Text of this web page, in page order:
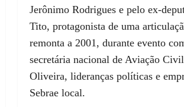
Jerônimo Rodrigues e pelo ex-
Tito, protagonista de uma
remonta a 2001, durante evento
secretária nacional de Aviação
Oliveira, lideranças políticas e
Sebrae local.